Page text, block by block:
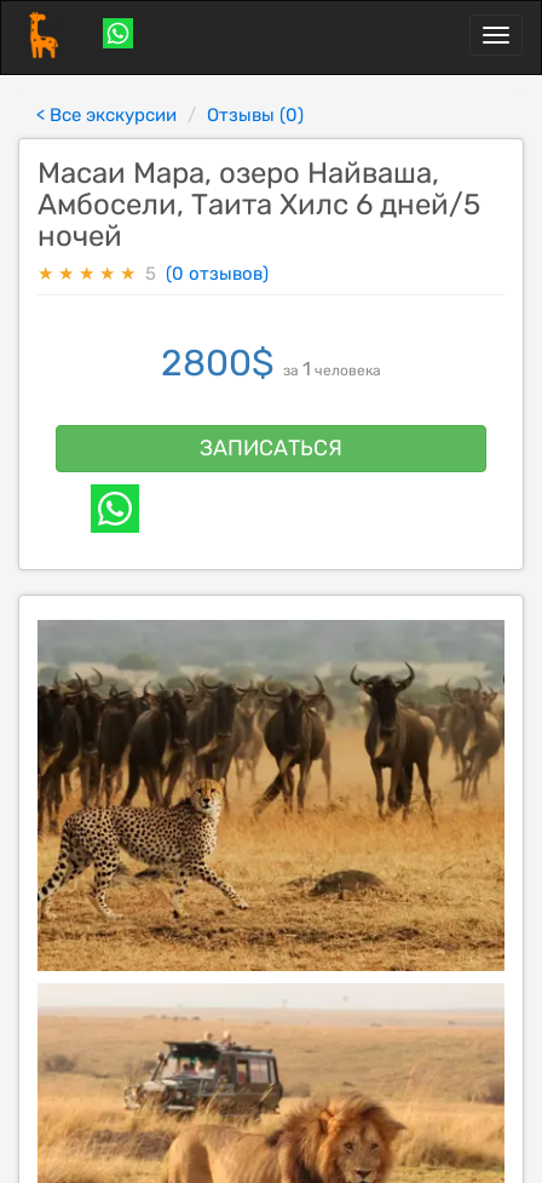
Toggle
< Все экскурсии Отзывы (0)
Масаи Мара, озеро Найваша,
Амбосели, Таита Хилс 6 дней/5
ночей
★ ★ ★ ★ ★ 5 (0 отзывов)
2800$ за 1 человека
ЗАПИСАТЬСЯ